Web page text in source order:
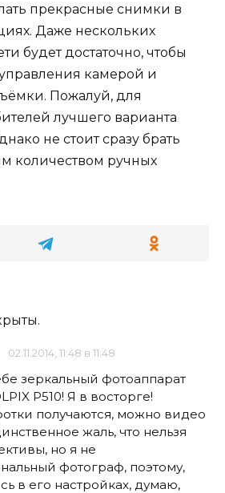
прекрасные снимки в
Даже нескольких
будет достаточно, чтобы
камерой и
Пожалуй, для
лучшего варианта
не стоит сразу брать
количеством ручных
02.11.2014, 11:48 в 11:48
зеркальный фотоаппарат
P510! Я в восторге!
получаются, можно видео
жаль, что нельзя
но я не
фотограф, поэтому,
в его настройках, думаю,